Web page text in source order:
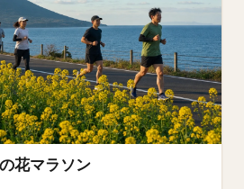
花マラソン